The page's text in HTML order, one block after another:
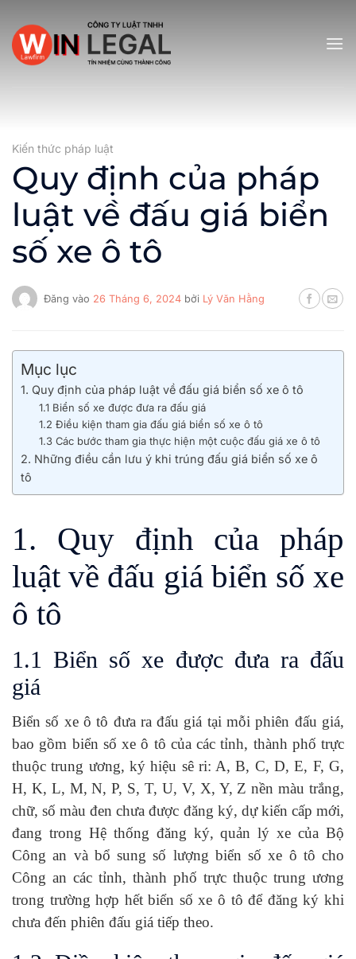
qua
nội
dung
Kiến thức pháp luật
Quy định của pháp
luật về đấu giá biển
số xe ô tô
Đăng vào 26 Tháng 6, 2024 bởi Lý Văn Hằng
Mục lục
1. Quy định của pháp luật về đấu giá biển số xe ô tô
1.1 Biển số xe được đưa ra đấu giá
1.2 Điều kiện tham gia đấu giá biển số xe ô tô
1.3 Các bước tham gia thực hiện một cuộc đấu giá xe ô tô
2. Những điều cần lưu ý khi trúng đấu giá biển số xe ô
tô
1. Quy định của pháp
luật về đấu giá biển số xe
ô tô
1.1 Biển số xe được đưa ra đấu
giá
Biển số xe ô tô đưa ra đấu giá tại mỗi phiên đấu giá,
bao gồm biển số xe ô tô của các tỉnh, thành phố trực
thuộc trung ương, ký hiệu sê ri: A, B, C, D, E, F, G,
H, K, L, M, N, P, S, T, U, V, X, Y, Z nền màu trắng,
chữ, số màu đen chưa được đăng ký, dự kiến cấp mới,
đang trong Hệ thống đăng ký, quản lý xe của Bộ
Công an và bổ sung số lượng biển số xe ô tô cho
Công an các tỉnh, thành phố trực thuộc trung ương
trong trường hợp hết biển số xe ô tô để đăng ký khi
chưa đến phiên đấu giá tiếp theo.